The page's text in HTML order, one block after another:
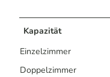
Kapazität
Einzelzimmer
Doppelzimmer